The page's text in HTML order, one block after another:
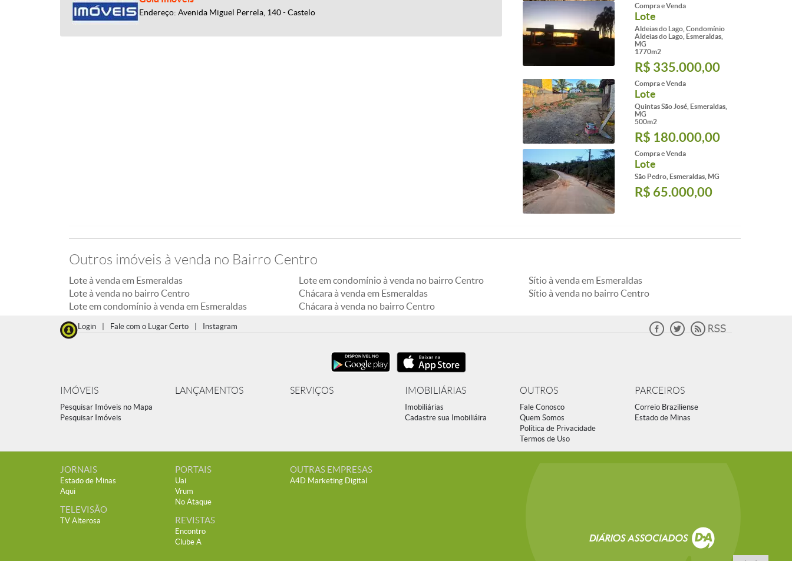
Endereço: Avenida Miguel Perrela, 140 - Castelo
Compra e Venda
Lote
Aldeias do Lago, Condomínio
Aldeias do Lago, Esmeraldas,
MG
1770m2
R$ 335.000,00
Compra e Venda
Lote
Quintas São José, Esmeraldas,
MG
500m2
R$ 180.000,00
Compra e Venda
Lote
São Pedro, Esmeraldas, MG
R$ 65.000,00
Outros imóveis à venda no Bairro Centro
Lote à venda em Esmeraldas
Lote à venda no bairro Centro
Lote em condomínio à venda em Esmeraldas
Lote em condomínio à venda no bairro Centro
Chácara à venda em Esmeraldas
Chácara à venda no bairro Centro
Sítio à venda em Esmeraldas
Sítio à venda no bairro Centro
Login Fale com o Lugar Certo Instagram
IMÓVEIS
Pesquisar Imóveis no Mapa
Pesquisar Imóveis
LANÇAMENTOS SERVIÇOS IMOBILIÁRIAS
Imobiliárias
Cadastre sua Imobiliáira
OUTROS
Fale Conosco
Quem Somos
Política de Privacidade
Termos de Uso
PARCEIROS
Correio Braziliense
Estado de Minas
JORNAIS
Estado de Minas
Aqui
TELEVISÃO
TV Alterosa
PORTAIS
Uai
Vrum
No Ataque
REVISTAS
Encontro
Clube A
OUTRAS EMPRESAS
A4D Marketing Digital